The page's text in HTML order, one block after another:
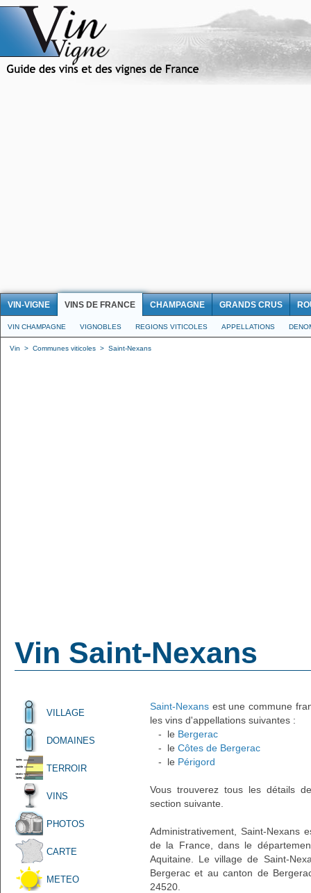
VIN-VIGNE VINS DE FRANCE CHAMPAGNE GRANDS CRUS
VIN CHAMPAGNE VIGNOBLES REGIONS VITICOLES APPELLATIONS
Vin > Communes viticoles > Saint-Nexans
Vin Saint-Nexans
VILLAGE
DOMAINES
TERROIR
VINS
PHOTOS
CARTE
METEO
Saint-Nexans est une commune
les vins d'appellations suivantes :
- le Bergerac
- le Côtes de Bergerac
- le Périgord
Vous trouverez tous les détails
section suivante.
Administrativement, Saint-Nexans
de la France, dans le
Aquitaine. Le village de Saint-
Bergerac et au canton de
24520.